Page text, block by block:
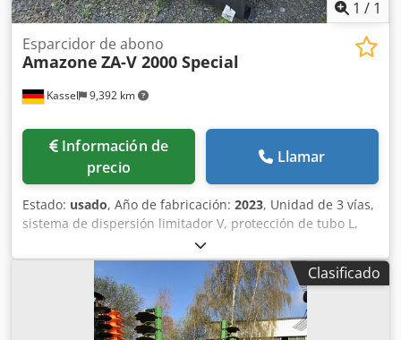
1 / 1
Kassel 9,392 km
Esparcidor de abono
Amazone ZA-V 2000 Special
Información de
precio
Llamar
Estado: usado, Año de fabricación: 2023, Unidad de 3 vías,
sistema de dispersión limitador V, protección de tubo L,
indicador mecánico/posición del mecanismo de dispersión
ZA-V, superestructura de tolva S 2000, componentes de
montaje para unidades básicas ZA, toma de fuerza con
acoplamiento de fricción, guardabarros L y escaleras,
iluminación LED trasera. Crjdpfot Dwibjx Al Rsf
Clasificado